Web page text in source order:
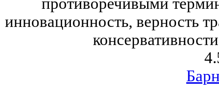
инновационность, верность